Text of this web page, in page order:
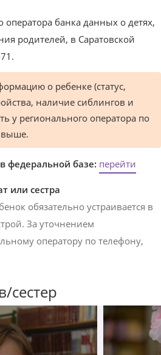
оператора банка данных о детях,
родителей, в Саратовской
о ребенке (статус,
наличие сиблингов и
у регионального оператора по
выше.
федеральной базе: перейти
или сестра
обязательно устраивается в
За уточнением
оператору по телефону,
сестер